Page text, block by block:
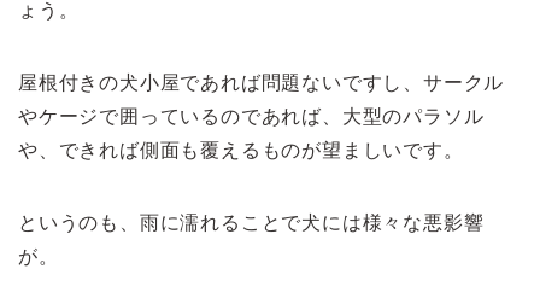
ょう。
屋根付きの犬小屋であれば問題ないですし、サークル
やケージで囲っているのであれば、大型のパラソル
や、できれば側面も覆えるものが望ましいです。
というのも、雨に濡れることで犬には様々な悪影響
が。